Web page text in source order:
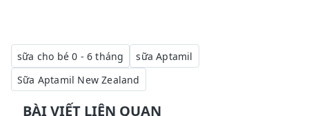
sữa cho bé 0 - 6 tháng
sữa Aptamil
Sữa Aptamil New Zealand
BÀI VIẾT LIÊN QUAN